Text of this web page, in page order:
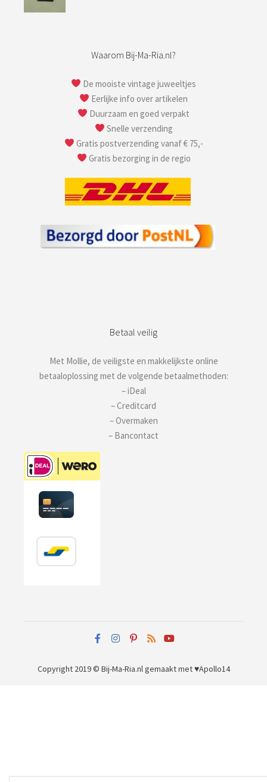
Waarom Bij-Ma-Ria.nl?
De mooiste vintage juweeltjes
Eerlijke info over artikelen
Duurzaam en goed verpakt
Snelle verzending
Gratis postverzending vanaf € 75,-
Gratis bezorging in de regio
Betaal veilig
Met Mollie, de veiligste en makkelijkste online
betaaloplossing met de volgende betaalmethoden:
– iDeal
– Creditcard
– Overmaken
– Bancontact
Copyright 2019 © Bij-Ma-Ria.nlgemaakt met ♥Apollo14